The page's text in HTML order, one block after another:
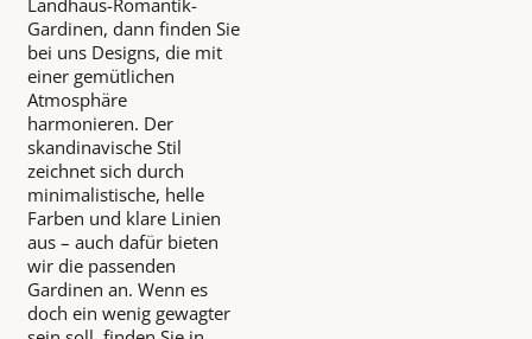
Landhaus-Romantik-
Gardinen, dann finden Sie
bei uns Designs, die mit
einer gemütlichen
Atmosphäre
harmonieren. Der
skandinavische Stil
zeichnet sich durch
minimalistische, helle
Farben und klare Linien
aus – auch dafür bieten
wir die passenden
Gardinen an. Wenn es
doch ein wenig gewagter